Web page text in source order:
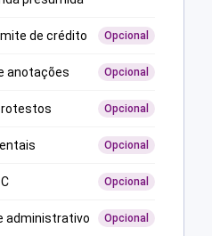
de crédito Opcional
anotações Opcional
Opcional
Opcional
Opcional
administrativo Opcional